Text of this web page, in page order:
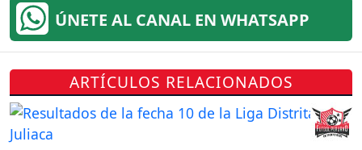
ÚNETE AL CANAL EN WHATSAPP
ARTÍCULOS RELACIONADOS